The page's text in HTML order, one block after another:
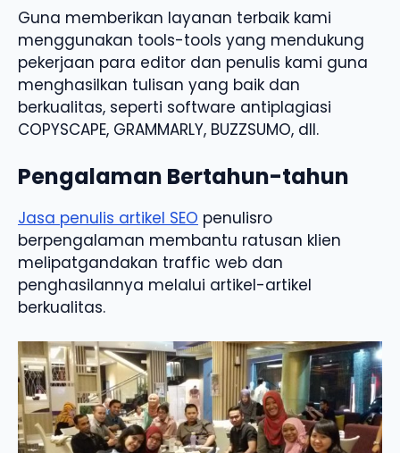
Guna memberikan layanan terbaik kami
menggunakan tools-tools yang mendukung
pekerjaan para editor dan penulis kami guna
menghasilkan tulisan yang baik dan
berkualitas, seperti software antiplagiasi
COPYSCAPE, GRAMMARLY, BUZZSUMO, dll.
Pengalaman Bertahun-tahun
Jasa penulis artikel SEO penulisro
berpengalaman membantu ratusan klien
melipatgandakan traffic web dan
penghasilannya melalui artikel-artikel
berkualitas.